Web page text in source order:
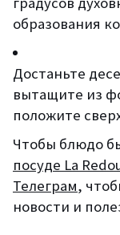
образования
Достаньте
вытащите из
положите
Чтобы блюдо
посуде La
Телеграм,
новости и